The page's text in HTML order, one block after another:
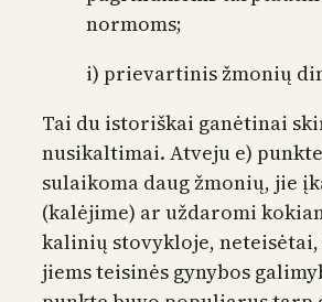
normoms;
i) prievartinis žmonių
Tai du istoriškai ganėtinai
nusikaltimai. Atveju e)
sulaikoma daug žmonių, jie
(kalėjime) ar uždaromi
kalinių stovykloje,
jiems teisinės gynybos